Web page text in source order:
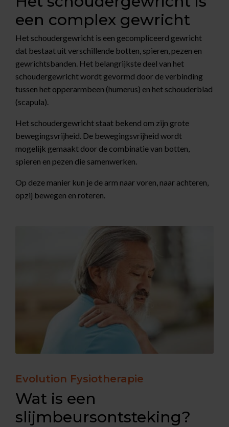
een complex gewricht
Het schoudergewricht is een gecompliceerd gewricht
dat bestaat uit verschillende botten, spieren, pezen en
gewrichtsbanden. Het belangrijkste deel van het
schoudergewricht wordt gevormd door de verbinding
tussen het opperarmbeen (humerus) en het schouderblad
(scapula).
Het schoudergewricht staat bekend om zijn grote
bewegingsvrijheid. De bewegingsvrijheid wordt
mogelijk gemaakt door de combinatie van botten,
spieren en pezen die samenwerken.
Op deze manier kun je de arm naar voren, naar achteren,
opzij bewegen en roteren.
Evolution Fysiotherapie
Wat is een
slijmbeursontsteking?